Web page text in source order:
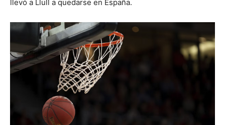
llevó a Llull a quedarse en España.